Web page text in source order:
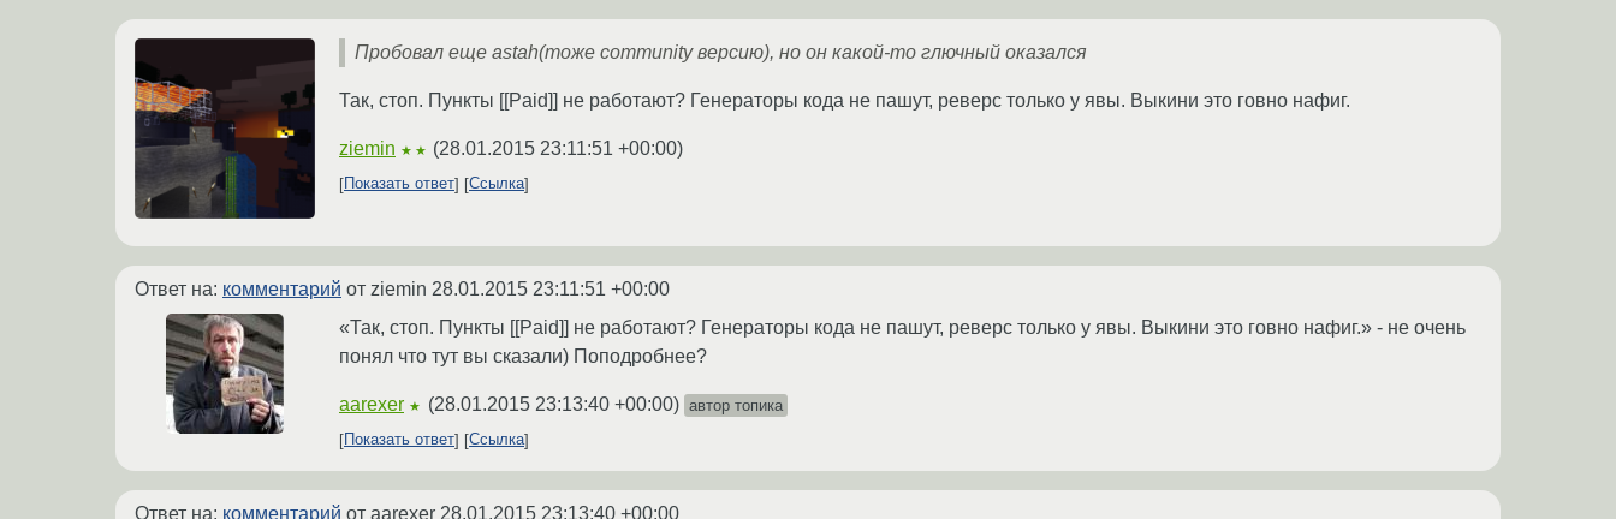
Пробовал еще astah(тоже community версию), но он какой-то глючный оказался
Так, стоп. Пункты [[Paid]] не работают? Генераторы кода не пашут, реверс только у явы. Выкини это говно нафиг.
ziemin ★★ (28.01.2015 23:11:51 +00:00)
Показать ответ Ссылка
Ответ на: комментарий от ziemin 28.01.2015 23:11:51 +00:00
«Так, стоп. Пункты [[Paid]] не работают? Генераторы кода не пашут, реверс только у явы. Выкини это говно нафиг.» - не очень
понял что тут вы сказали) Поподробнее?
aarexer ★ (28.01.2015 23:13:40 +00:00) автор топика
Показать ответ
Ссылка
Ответ на: комментарий от aarexer 28.01.2015 23:13:40 +00:00